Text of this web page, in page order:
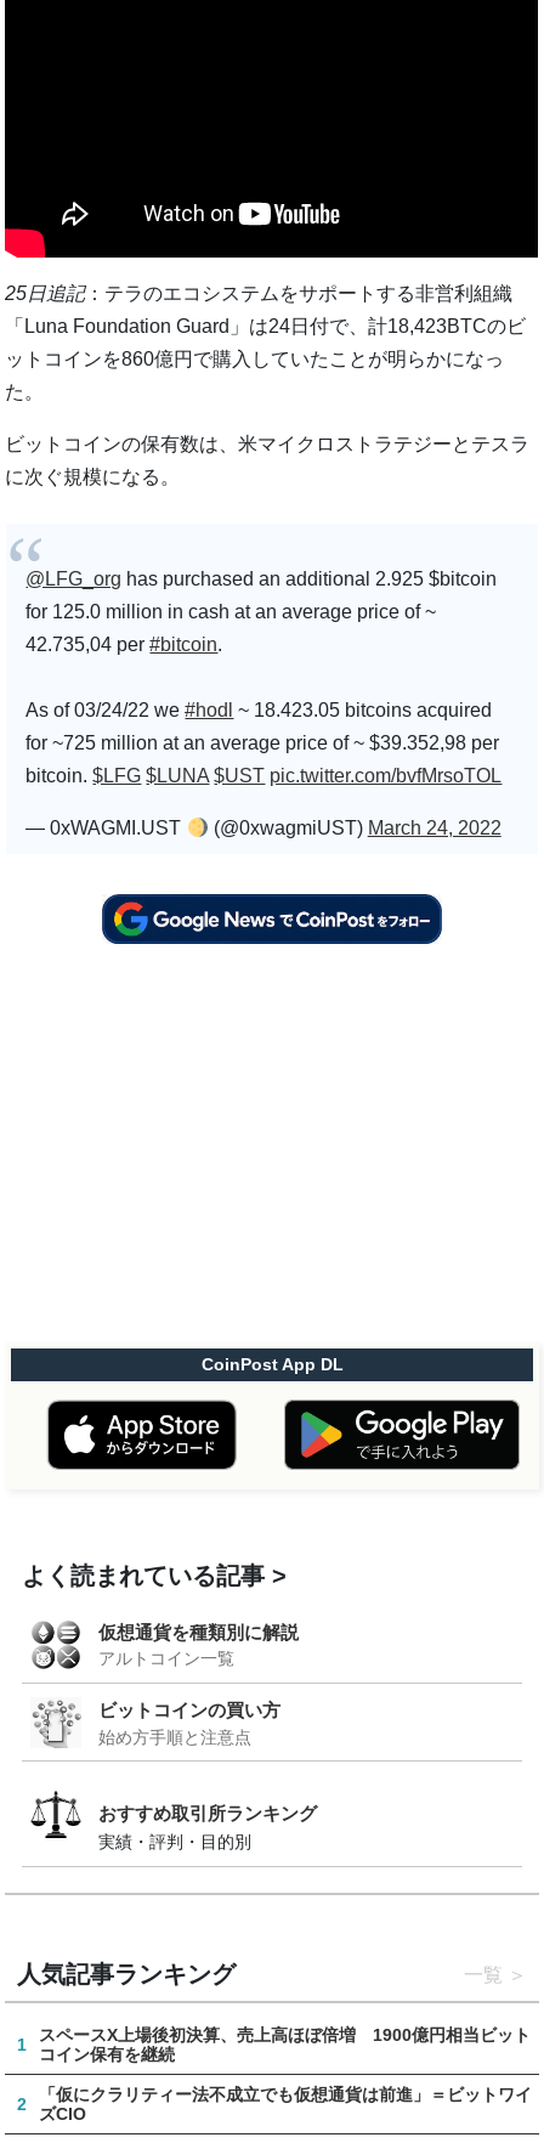
25日追記：テラのエコシステムをサポートする非営利組織
「Luna Foundation Guard」は24日付で、計18,423BTCのビ
ットコインを860億円で購入していたことが明らかになっ
た。
ビットコインの保有数は、米マイクロストラテジーとテスラ
に次ぐ規模になる。
@LFG_org has purchased an additional 2.925 $bitcoin
for 125.0 million in cash at an average price of ~
42.735,04 per#bitcoin.
As of 03/24/22 we#hodl ~ 18.423.05 bitcoins acquired
for ~725 million at an average price of ~ $39.352,98 per
bitcoin.$LFG $LUNA $UST pic.twitter.com/bvfMrsoTOL
— 0xWAGMI.UST (@0xwagmiUST) March 24, 2022
CoinPost App DL
よく読まれている記事
仮想通貨を種類別に解説
アルトコイン一覧
ビットコインの買い方
始め方手順と注意点
おすすめ取引所ランキング
実績・評判・目的別
人気記事ランキング 一覧
1
スペースX上場後初決算、売上高ほぼ倍増 1900億円相当ビット
コイン保有を継続
2
「仮にクラリティー法不成立でも仮想通貨は前進」＝ビットワイ
ズCIO